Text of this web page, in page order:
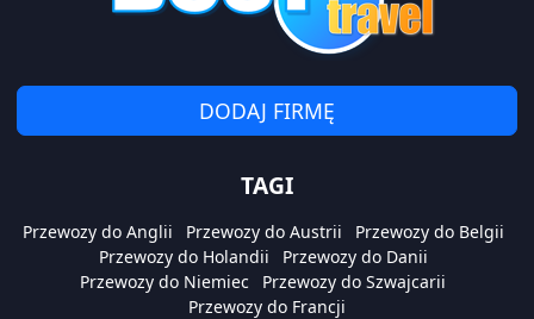
DODAJ FIRMĘ
TAGI
Przewozy do Anglii Przewozy do Austrii
Przewozy do Belgii
Przewozy do Holandii
Przewozy do Danii
Przewozy do Niemiec
Przewozy do Szwajcarii
Przewozy do Francji